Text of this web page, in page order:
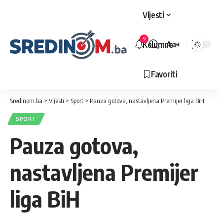
Vijesti
Kolumne
Favoriti
9
Veličina
Aa
Sredinom.ba > Vijesti > Sport > Pauza gotova, nastavljena Premijer liga BiH
SPORT
Pauza gotova,
nastavljena Premijer
liga BiH